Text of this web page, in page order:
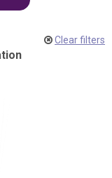
Clear filters